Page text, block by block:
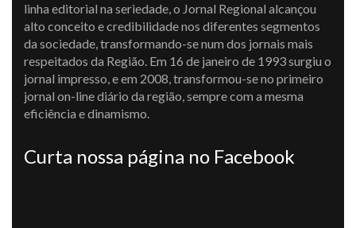
linha editorial na seriedade, o Jornal Regional alcançou
alto conceito e credibilidade nos diferentes segmentos
da sociedade, transformando-se num dos jornais mais
respeitados da Região. Em 16 de janeiro de 1993 surgiu o
jornal impresso, e em 2008, transformou-se no primeiro
jornal on-line diário da região, sempre com a mesma
eficiência e dinamismo.
Curta nossa página no Facebook